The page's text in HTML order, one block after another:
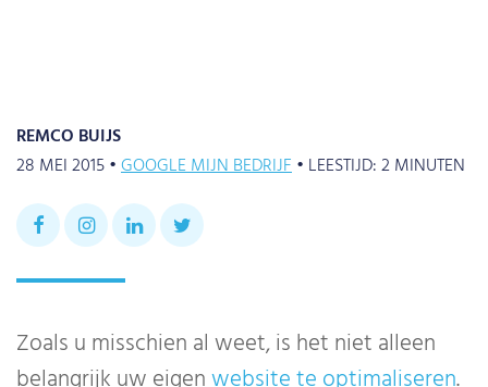
REMCO BUIJS
28 MEI 2015 •GOOGLE MIJN BEDRIJF• LEESTIJD:2MINUTEN
Zoals u misschien al weet, is het niet alleen